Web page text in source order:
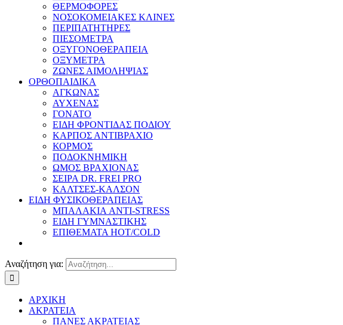
ΘΕΡΜΟΦΟΡΕΣ
ΝΟΣΟΚΟΜΕΙΑΚΕΣ ΚΛΙΝΕΣ
ΠΕΡΙΠΑΤΗΤΗΡΕΣ
ΠΙΕΣΟΜΕΤΡΑ
ΟΞΥΓΟΝΟΘΕΡΑΠΕΙΑ
ΟΞΥΜΕΤΡΑ
ΖΩΝΕΣ ΑΙΜΟΛΗΨΙΑΣ
ΟΡΘΟΠΑΙΔΙΚΑ
ΑΓΚΩΝΑΣ
ΑΥΧΕΝΑΣ
ΓΟΝΑΤΟ
ΕΙΔΗ ΦΡΟΝΤΙΔΑΣ ΠΟΔΙΟΥ
ΚΑΡΠΟΣ ΑΝΤΙΒΡΑΧΙΟ
ΚΟΡΜΟΣ
ΠΟΔΟΚΝΗΜΙΚΗ
ΩΜΟΣ ΒΡΑΧΙΟΝΑΣ
ΣΕΙΡΑ DR. FREI PRO
ΚΑΛΤΣΕΣ-ΚΑΛΣΟΝ
ΕΙΔΗ ΦΥΣΙΚΟΘΕΡΑΠΕΙΑΣ
ΜΠΑΛΑΚΙΑ ANTI-STRESS
ΕΙΔΗ ΓΥΜΝΑΣΤΙΚΗΣ
ΕΠΙΘΕΜΑΤΑ HOT/COLD
Αναζήτηση για:
ΑΡΧΙΚΗ
ΑΚΡΑΤΕΙΑ
ΠΑΝΕΣ ΑΚΡΑΤΕΙΑΣ